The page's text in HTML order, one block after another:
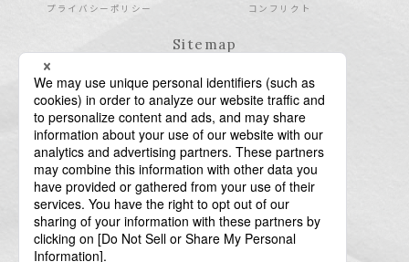
プライバシーポリシー コンフリクト
Sitemap